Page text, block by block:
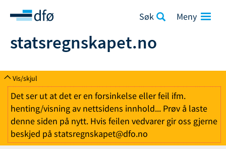
statsregnskapet.no
Søk
Vis/skjul
Det ser ut at det er en forsinkelse eller feil ifm.
henting/visning av nettsidens innhold... Prøv å laste
denne siden på nytt. Hvis feilen vedvarer gir oss gjerne
beskjed på statsregnskapet@dfo.no